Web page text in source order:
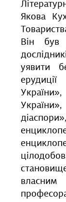
Якова
Він був
уявити